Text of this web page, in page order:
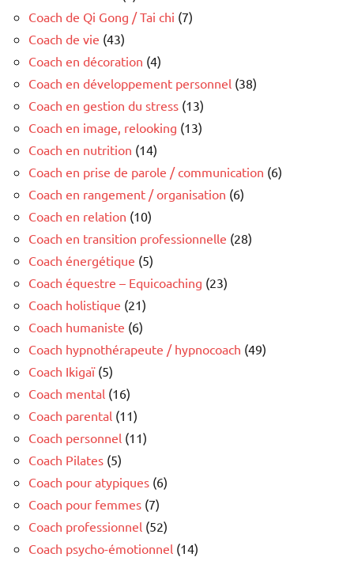
Coach de Qi Gong / Tai chi (7)
Coach de vie (43)
Coach en décoration (4)
Coach en développement personnel (38)
Coach en gestion du stress (13)
Coach en image, relooking (13)
Coach en nutrition (14)
Coach en prise de parole / communication (6)
Coach en rangement / organisation (6)
Coach en relation (10)
Coach en transition professionnelle (28)
Coach énergétique (5)
Coach équestre – Equicoaching (23)
Coach holistique (21)
Coach humaniste (6)
Coach hypnothérapeute / hypnocoach (49)
Coach Ikigaï(5)
Coach mental (16)
Coach parental (11)
Coach personnel (11)
Coach Pilates (5)
Coach pour atypiques (6)
Coach pour femmes (7)
Coach professionnel (52)
Coach psycho-émotionnel (14)